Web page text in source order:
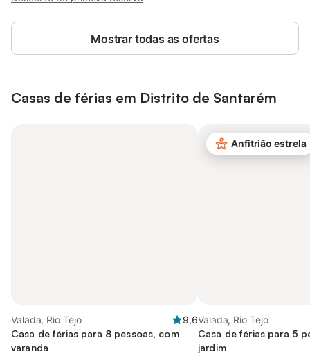
Mostrar todas as ofertas
Casas de férias em Distrito de Santarém
Valada, Rio Tejo
9,6
Casa de férias para 8 pessoas, com
varanda
Anfitrião estrela
Valada, Rio Tejo
Casa de férias para 5
jardim